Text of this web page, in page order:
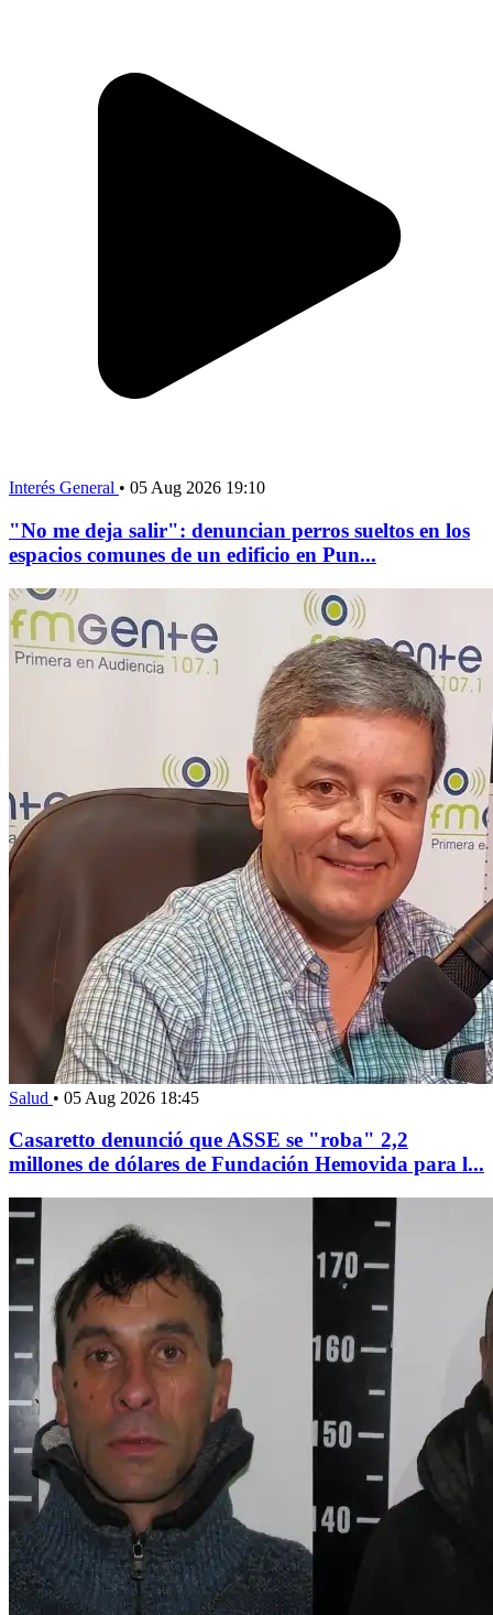
Interés General • 05 Aug 2026 19:10
"No me deja salir": denuncian perros sueltos en los
espacios comunes de un edificio en Pun...
Salud • 05 Aug 2026 18:45
Casaretto denunció que ASSE se "roba" 2,2
millones de dólares de Fundación Hemovida para l...